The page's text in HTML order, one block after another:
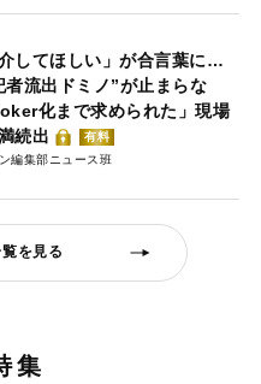
介してほしい」が合言葉に…
者流出ドミノ”が止まらな
化まで求められた」現場
続出
有料
編集部ニュース班
を見る
集